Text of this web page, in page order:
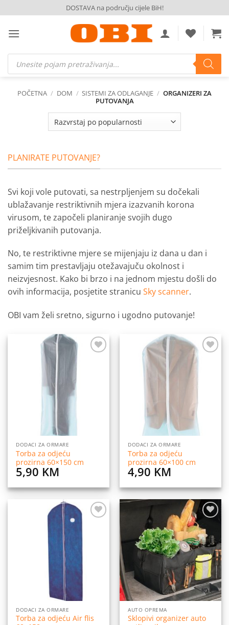
to
content
DOSTAVA na području cijele BiH!
Products
search
POČETNA / DOM / SISTEMI ZA ODLAGANJE / ORGANIZERI ZA
PUTOVANJA
PLANIRATE PUTOVANJE?
Svi koji vole putovati, sa nestrpljenjem su dočekali
ublažavanje restriktivnih mjera izazvanih korona
virusom, te započeli planiranje svojih dugo
priželjkivanih putovanja.
No, te restriktivne mjere se mijenjaju iz dana u dan i
samim tim prestavljaju otežavajuču okolnost i
neizvjesnost. Kako bi brzo i na jednom mjestu došli do
ovih informacija, posjetite stranicu Sky scanner.
OBI vam želi sretno, sigurno i ugodno putovanje!
DODACI ZA ORMARE
Torba za odjeću
prozirna 60×150 cm
5,90 KM
DODACI ZA ORMARE
Torba za odjeću
prozirna 60×100 cm
4,90 KM
DODACI ZA ORMARE
Torba za odjeću Air flis
Dodaj
na
listu
želja
AUTO OPREMA
Sklopivi organizer auto